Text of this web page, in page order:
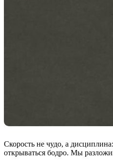
Скорость не чудо, а
открываться бодро. Мы